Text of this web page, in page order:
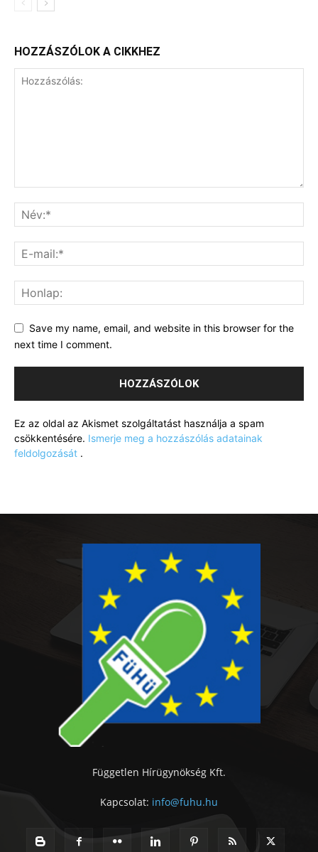
HOZZÁSZÓLOK A CIKKHEZ
Save my name, email, and website in this browser for the
next time I comment.
Ez az oldal az Akismet szolgáltatást használja a spam
csökkentésére. Ismerje meg a hozzászólás adatainak
feldolgozását .
Független Hírügynökség Kft.
Kapcsolat: info@fuhu.hu